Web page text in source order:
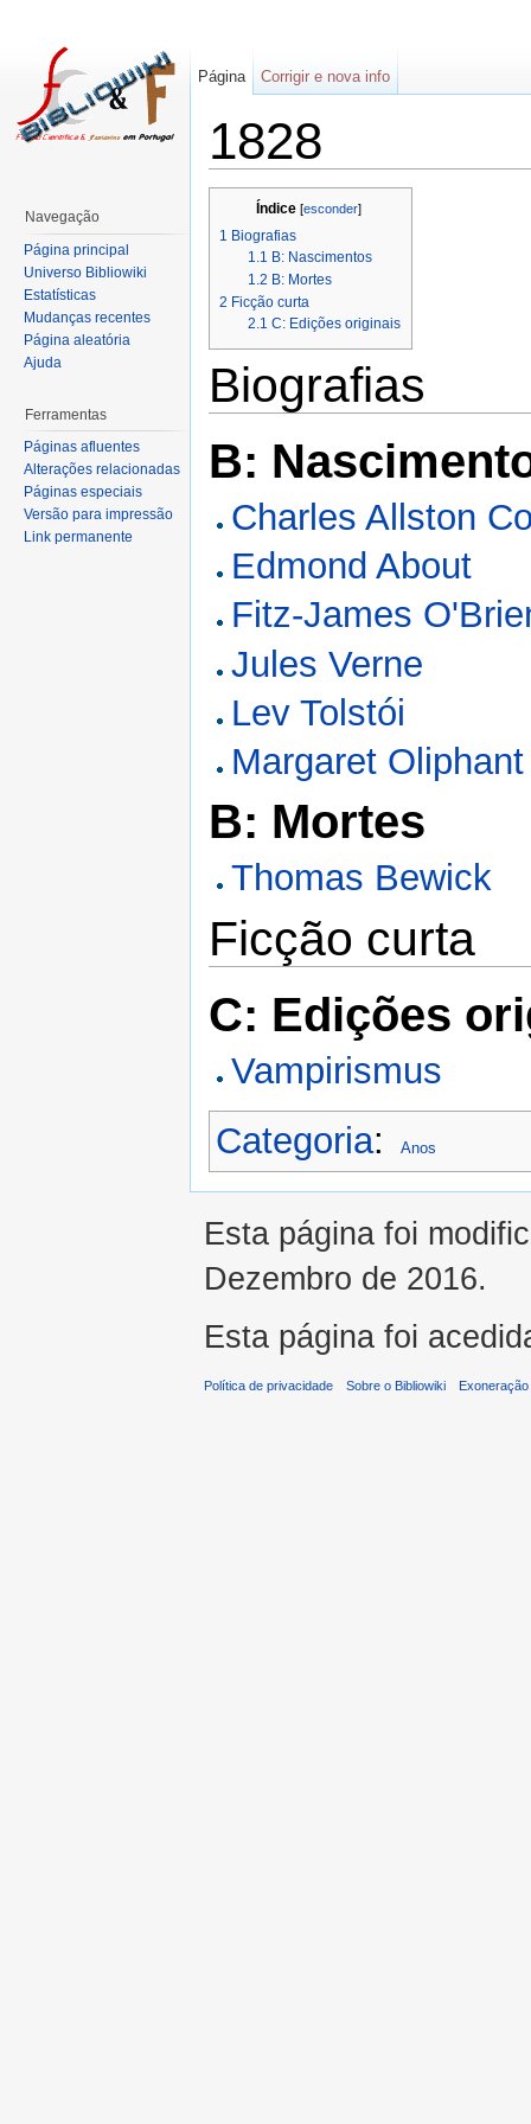
1828
Índice [esconder]
1 Biografias
1.1 B: Nascimentos
1.2 B: Mortes
2 Ficção curta
2.1 C: Edições originais
Biografias
B:
Charles Allston
Edmond About
Fitz-James
Jules Verne
Lev Tolstói
Margaret Oliphant
B: Mortes
Thomas Bewick
Ficção curta
C: Edições
Vampirismus
Categoria: Anos
Página Corrigir e nova info
Navegação
Página principal
Universo Bibliowiki
Estatísticas
Mudanças recentes
Página aleatória
Ajuda
Ferramentas
Páginas afluentes
Alterações relacionadas
Páginas especiais
Versão para impressão
Link permanente
Esta página foi
Dezembro de 2016.
Esta página foi
Política de privacidade Sobre o Bibliowiki